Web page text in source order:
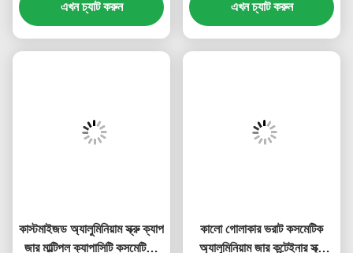
সম্পর্কিত পণ্য